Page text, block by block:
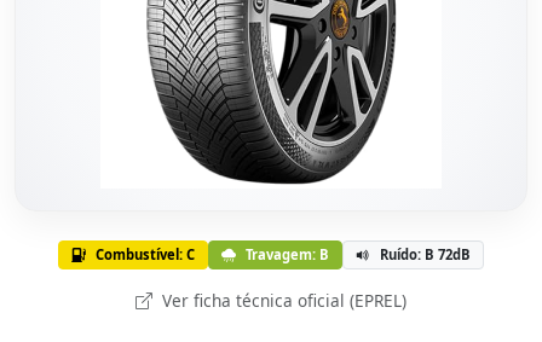
Combustível: C Travagem: B Ruído: B 72dB
Ver ficha técnica oficial (EPREL)